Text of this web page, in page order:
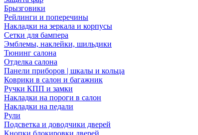
Брызговики
Рейлинги и поперечины
Накладки на зеркала и корпусы
Сетки для бампера
Эмблемы, наклейки, шильдики
Тюнинг салона
Отделка салона
Панели приборов | шкалы и кольца
Коврики в салон и багажник
Ручки КПП и замки
Накладки на пороги в салон
Накладки на педали
Рули
Подсветка и доводчики дверей
Кнопки блокировки дверей